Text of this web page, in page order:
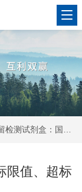
限值、超标风险与快速检测方案
限值、超标